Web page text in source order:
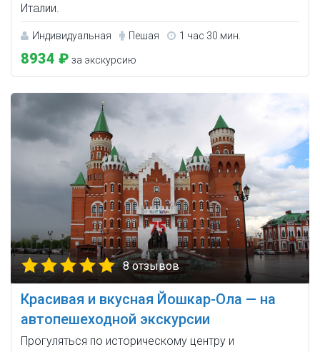
Италии.
Индивидуальная Пешая 1 час 30 мин.
8934 ₽ за экскурсию
8 отзывов
Красивая и вкусная Йошкар-Ола — на
автопешеходной экскурсии
Прогуляться по историческому центру и